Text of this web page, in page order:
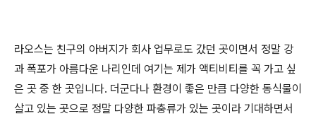
라오스는 친구의 아버지가 회사 업무로도 갔던 곳이면서 정말 강
과 폭포가 아름다운 나리인데 여기는 제가 액티비티를 꼭 가고 싶
은 곳 중 한 곳입니다. 더군다나 환경이 좋은 만큼 다양한 동식물이
살고 있는 곳으로 정말 다양한 파충류가 있는 곳이라 기대하면서